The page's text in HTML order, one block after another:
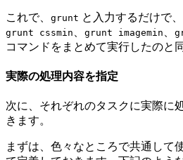
これで、 grunt と入力するだけで、
grunt cssmin grunt imagemin
コマンドをまとめて実行したのと
実際の処理内容を指定
次に、それぞれのタスクに実際に
きます。
まずは、色々なところで共通して